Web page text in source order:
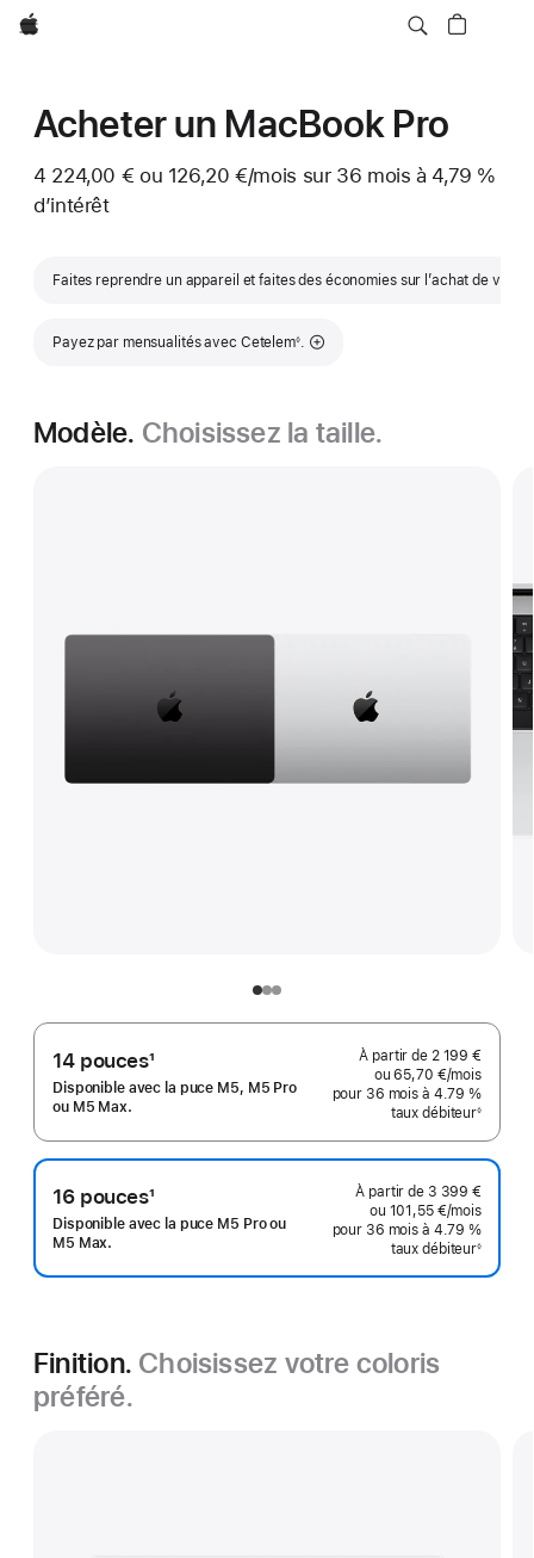
Apple
Acheter un MacBook Pro
4 224,00 € ou 126,20 €/mois par mois
sur 36 mois mois
à 4,79 %
d’intérêt
Faites reprendre un appareil et faites des économies sur l’achat de votre
Payez par mensualités avec Cetelem
Note de bas de page
◊.
Modèle. Choisissez la taille.
14 pouces
Note
de
bas
de
page
1
Disponible avec la puce M5, M5 Pro
ou M5 Max.
À partir de 2 199 €
ou65,70 €/mois
pour 36 mois
taux débiteur
bas
◊
16 pouces
Note
de
bas
1
Disponible avec la puce M5 Pro ou
M5 Max.
À partir de 3 399 €
ou 101,55 €/mois
pour 36 mois
taux débiteur
bas
◊
Finition. Choisissez votre coloris
préféré.